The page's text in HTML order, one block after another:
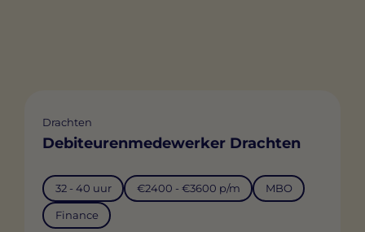
Drachten
Debiteurenmedewerker Drachten
32 - 40 uur €2400 - €3600 p/m MBO
Finance